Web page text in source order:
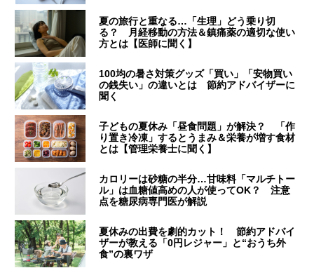
夏の旅行と重なる…「生理」どう乗り切
る？ 月経移動の方法＆鎮痛薬の適切な使い
方とは【医師に聞く】
100均の暑さ対策グッズ「買い」「安物買い
の銭失い」の違いとは 節約アドバイザーに
聞く
子どもの夏休み「昼食問題」が解決？ 「作
り置き冷凍」するとうまみ＆栄養が増す食材
とは【管理栄養士に聞く】
カロリーは砂糖の半分…甘味料「マルチトー
ル」は血糖値高めの人が使ってOK？ 注意
点を糖尿病専門医が解説
夏休みの出費を劇的カット！ 節約アドバイ
ザーが教える「0円レジャー」と“おうち外
食”の裏ワザ